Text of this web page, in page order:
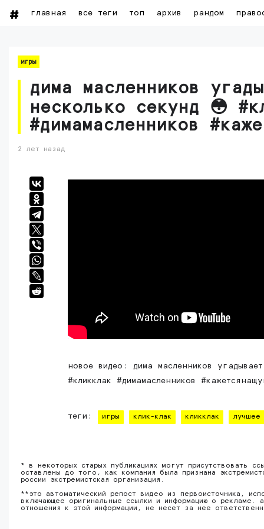
главная все теги топ архив рандом
игры
дима масленников
несколько секунд 😳️️️️️️
#димамасленников
2 лет назад
новое видео: дима масленников
#кликклак #димамасленников
теги: игры клик-клак кликклак лучшее
* в некоторых старых публикациях могут присутствовать
оставлены до того, как компания была признана
россии экстремистская организация.
**это автоматический репост видео из первоисточника,
включающее оригинальные ссылки и информацию о рекламе.
отношения к этой информации, не несет за нее